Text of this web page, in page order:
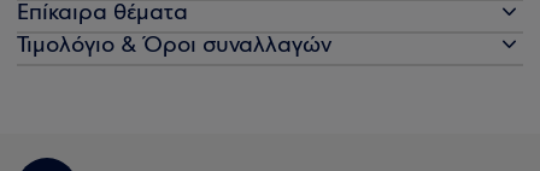
Επίκαιρα θέματα
Τιμολόγιο & Όροι συναλλαγών